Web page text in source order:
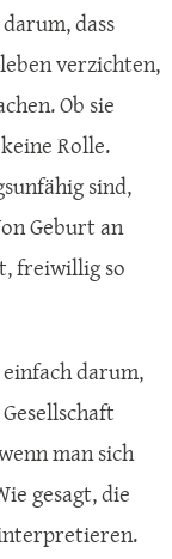
dass
verzichten,
Ob sie
Rolle.
sind,
Geburt an
freiwillig so
darum,
man sich
gesagt, die